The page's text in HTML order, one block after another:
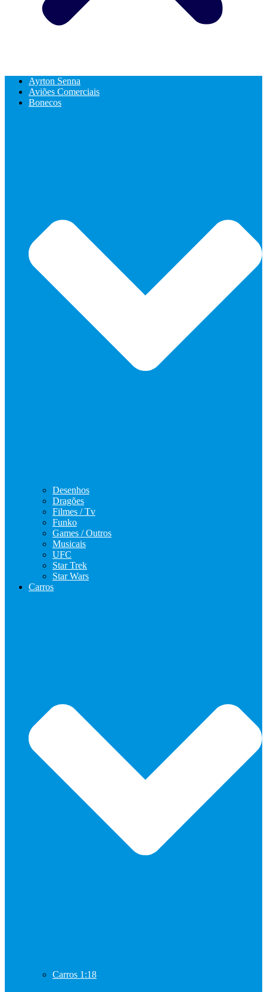
Ayrton Senna
Aviões Comerciais
Bonecos
Desenhos
Dragões
Filmes / Tv
Funko
Games / Outros
Musicais
UFC
Star Trek
Star Wars
Carros
Carros 1:18